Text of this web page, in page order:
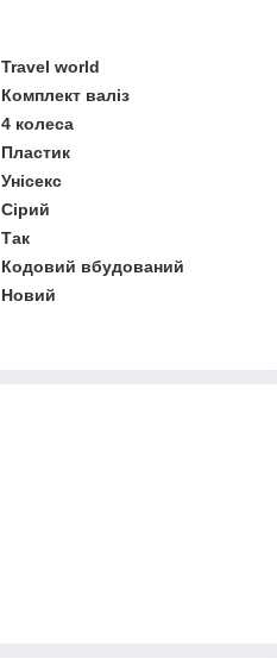
Travel world
Комплект валіз
4 колеса
Пластик
Унісекс
Сірий
Так
Кодовий вбудований
Новий